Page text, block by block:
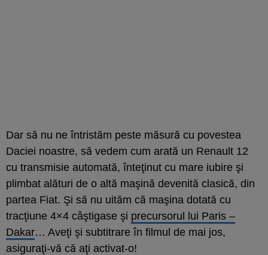
Dar să nu ne întristăm peste măsură cu povestea
Daciei noastre, să vedem cum arată un Renault 12
cu transmisie automată, înteţinut cu mare iubire şi
plimbat alături de o altă maşină devenită clasică, din
partea Fiat. Şi să nu uităm că maşina dotată cu
tracţiune 4×4 câştigase şi precursorul lui Paris –
Dakar… Aveţi şi subtitrare în filmul de mai jos,
asiguraţi-vă că aţi activat-o!